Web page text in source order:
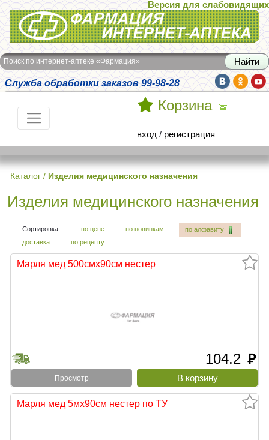
Интернет-аптека Фармация
Версия для слабовидящих
Поиск по интернет-аптеке «Фармация»
Служба обработки заказов 99-98-28
Корзина
вход / регистрация
Каталог / Изделия медицинского назначения
Изделия медицинского назначения
Сортировка: по цене по новинкам
по алфавиту
доставка
по рецепту
Марля мед 500смх90см нестер
104.2 руб
Просмотр
Марля мед 5мх90см нестер по ТУ